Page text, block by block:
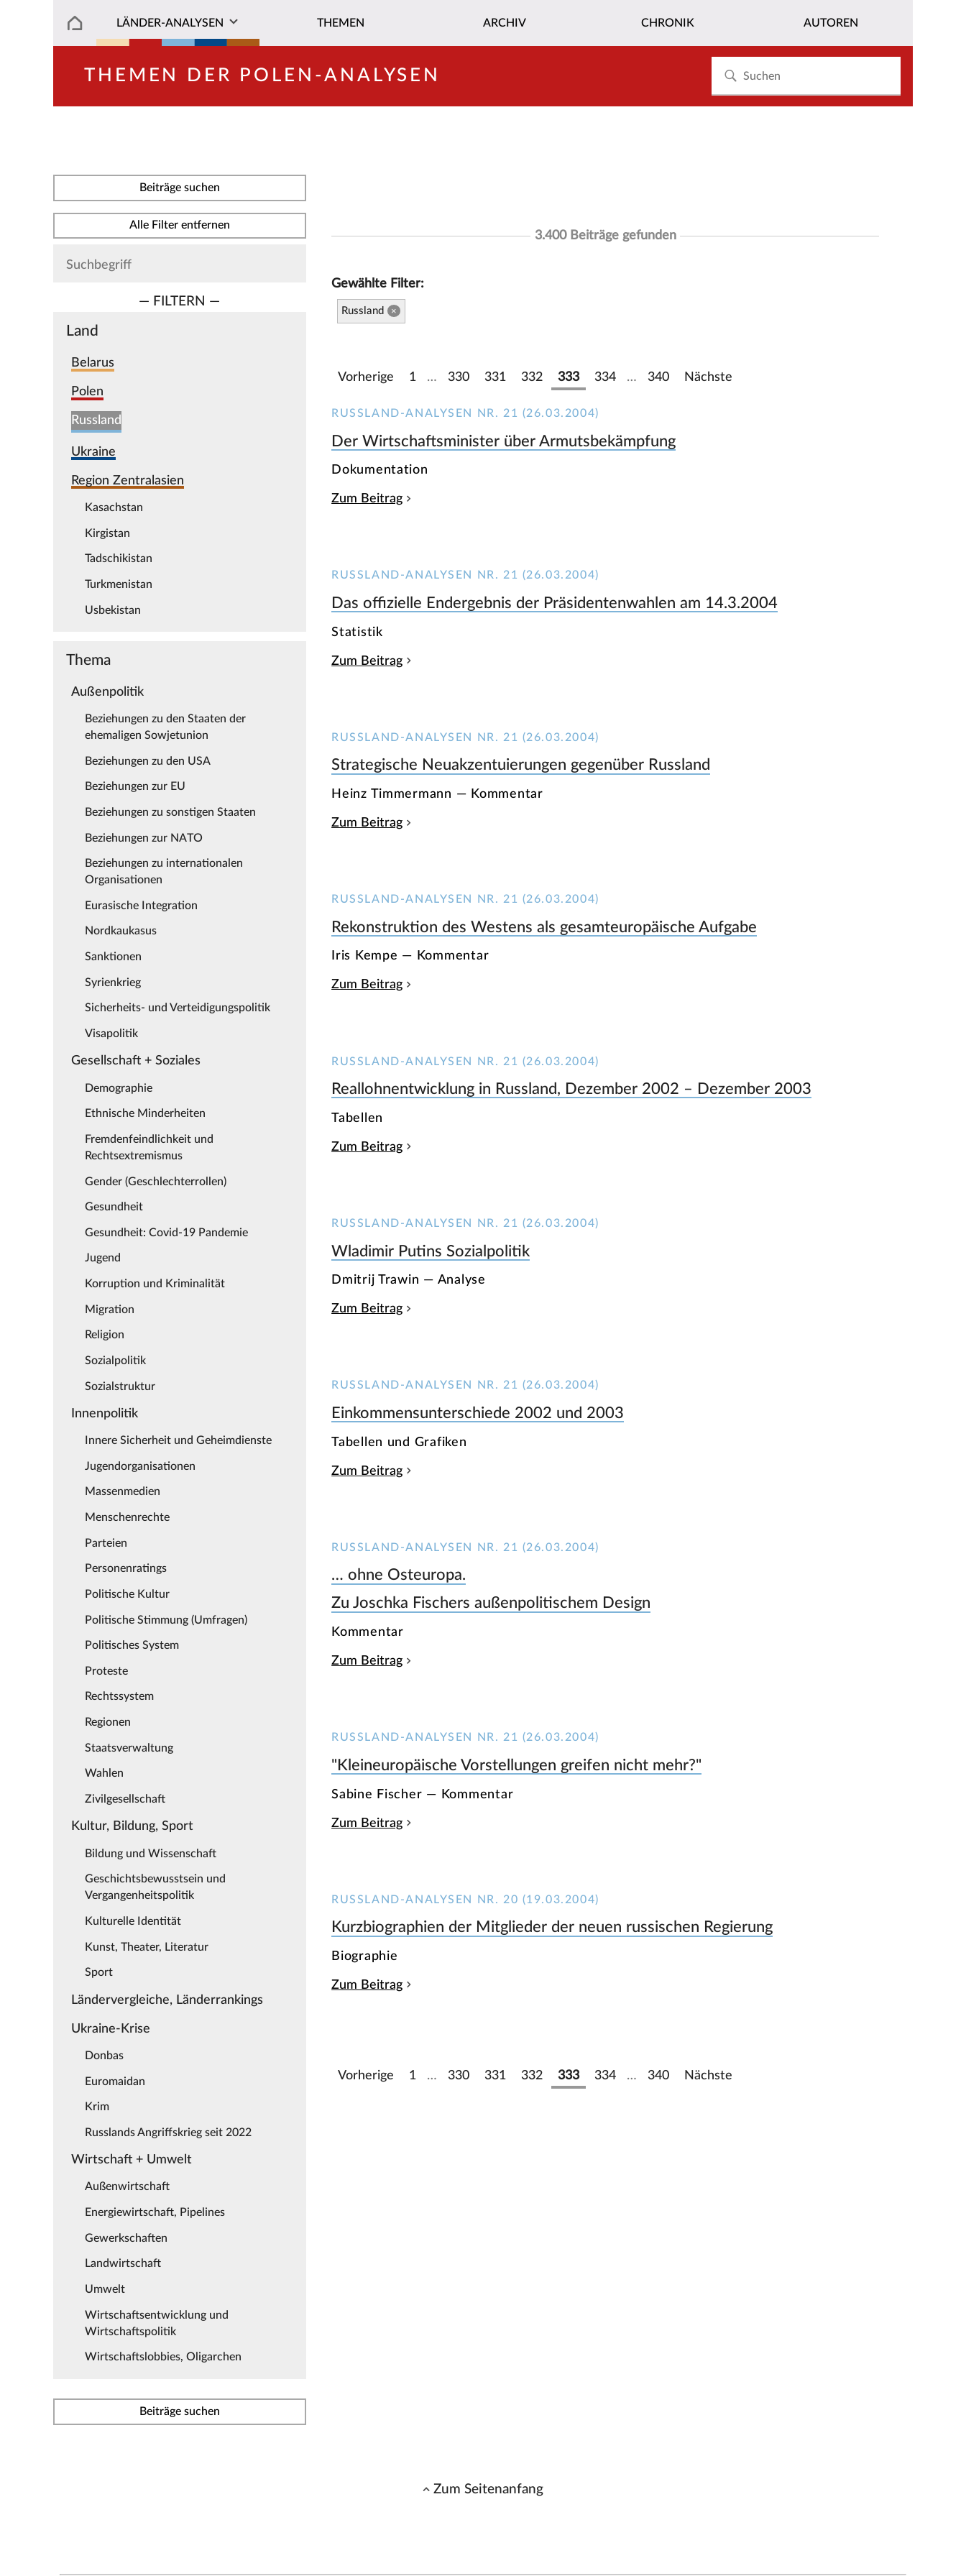
LÄNDER-ANALYSEN THEMEN ARCHIV CHRONIK AUTOREN
THEMEN DER POLEN-ANALYSEN
Beiträge suchen
Alle Filter entfernen
— FILTERN —
Land
Belarus
Polen
Russland
Ukraine
Region Zentralasien
Kasachstan
Kirgistan
Tadschikistan
Turkmenistan
Usbekistan
Thema
Außenpolitik
Beziehungen zu den Staaten der
ehemaligen Sowjetunion
Beziehungen zu den USA
Beziehungen zur EU
Beziehungen zu sonstigen Staaten
Beziehungen zur NATO
Beziehungen zu internationalen
Organisationen
Eurasische Integration
Nordkaukasus
Sanktionen
Syrienkrieg
Sicherheits- und Verteidigungspolitik
Visapolitik
Gesellschaft + Soziales
Demographie
Ethnische Minderheiten
Fremdenfeindlichkeit und
Rechtsextremismus
Gender (Geschlechterrollen)
Gesundheit
Gesundheit: Covid-19 Pandemie
Jugend
Korruption und Kriminalität
Migration
Religion
Sozialpolitik
Sozialstruktur
Innenpolitik
Innere Sicherheit und Geheimdienste
Jugendorganisationen
Massenmedien
Menschenrechte
Parteien
Personenratings
Politische Kultur
Politische Stimmung (Umfragen)
Politisches System
Proteste
Rechtssystem
Regionen
Staatsverwaltung
Wahlen
Zivilgesellschaft
Kultur, Bildung, Sport
Bildung und Wissenschaft
Geschichtsbewusstsein und
Vergangenheitspolitik
Kulturelle Identität
Kunst, Theater, Literatur
Sport
Ländervergleiche, Länderrankings
Ukraine-Krise
Donbas
Euromaidan
Krim
Russlands Angriffskrieg seit 2022
Wirtschaft + Umwelt
Außenwirtschaft
Energiewirtschaft, Pipelines
Gewerkschaften
Landwirtschaft
Umwelt
Wirtschaftsentwicklung und
Wirtschaftspolitik
Wirtschaftslobbies, Oligarchen
Beiträge suchen
3.400 Beiträge gefunden
Gewählte Filter:
Russland ×
Vorherige 1 … 330 331 332 333 334 … 340 Nächste
RUSSLAND-ANALYSEN NR. 21 (26.03.2004)
Der Wirtschaftsminister über Armutsbekämpfung
Dokumentation
Zum Beitrag
RUSSLAND-ANALYSEN NR. 21 (26.03.2004)
Das offizielle Endergebnis der Präsidentenwahlen am 14.3.2004
Statistik
Zum Beitrag
RUSSLAND-ANALYSEN NR. 21 (26.03.2004)
Strategische Neuakzentuierungen gegenüber Russland
Heinz Timmermann — Kommentar
Zum Beitrag
RUSSLAND-ANALYSEN NR. 21 (26.03.2004)
Rekonstruktion des Westens als gesamteuropäische Aufgabe
Iris Kempe — Kommentar
Zum Beitrag
RUSSLAND-ANALYSEN NR. 21 (26.03.2004)
Reallohnentwicklung in Russland, Dezember 2002 – Dezember 2003
Tabellen
Zum Beitrag
RUSSLAND-ANALYSEN NR. 21 (26.03.2004)
Wladimir Putins Sozialpolitik
Dmitrij Trawin — Analyse
Zum Beitrag
RUSSLAND-ANALYSEN NR. 21 (26.03.2004)
Einkommensunterschiede 2002 und 2003
Tabellen und Grafiken
Zum Beitrag
RUSSLAND-ANALYSEN NR. 21 (26.03.2004)
… ohne Osteuropa.
Zu Joschka Fischers außenpolitischem Design
Kommentar
Zum Beitrag
RUSSLAND-ANALYSEN NR. 21 (26.03.2004)
"Kleineuropäische Vorstellungen greifen nicht mehr?"
Sabine Fischer — Kommentar
Zum Beitrag
RUSSLAND-ANALYSEN NR. 20 (19.03.2004)
Kurzbiographien der Mitglieder der neuen russischen Regierung
Biographie
Zum Beitrag
Vorherige 1 … 330 331 332 333 334 … 340 Nächste
Zum Seitenanfang